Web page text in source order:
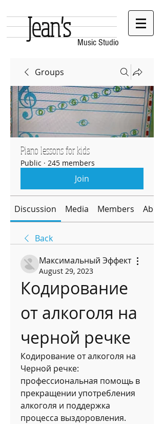
Music Studio
Jean's
Groups
Piano lessons for kids
Public · 245 members
Join
Discussion Media Members About
Back
Максимальный Эффект
August 29, 2023
Кодирование
от алкоголя на
черной речке
Кодирование от алкоголя на
Черной речке:
профессиональная помощь в
прекращении употребления
алкоголя и поддержка
процесса выздоровления.